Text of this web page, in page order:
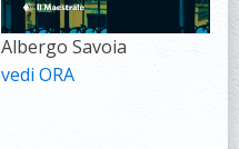
Albergo Savoia
vedi ORA